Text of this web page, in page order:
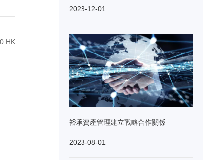
2023-12-01
裕承資產管理建立戰略合作關係
2023-08-01